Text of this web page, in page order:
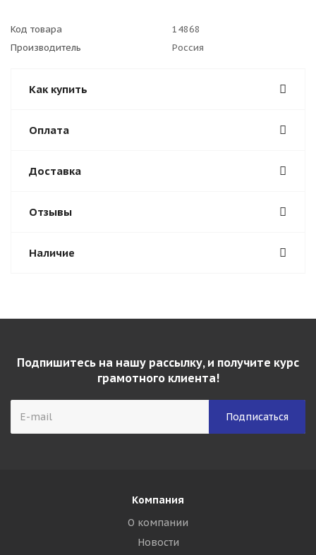
Код товара
14868
Производитель
Россия
Как купить
Оплата
Доставка
Отзывы
Наличие
Подпишитесь на нашу рассылку, и получите курс
грамотного клиента!
Компания
О компании
Новости